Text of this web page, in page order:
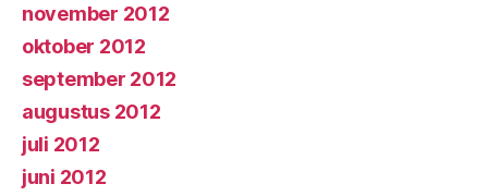
november 2012
oktober 2012
september 2012
augustus 2012
juli 2012
juni 2012